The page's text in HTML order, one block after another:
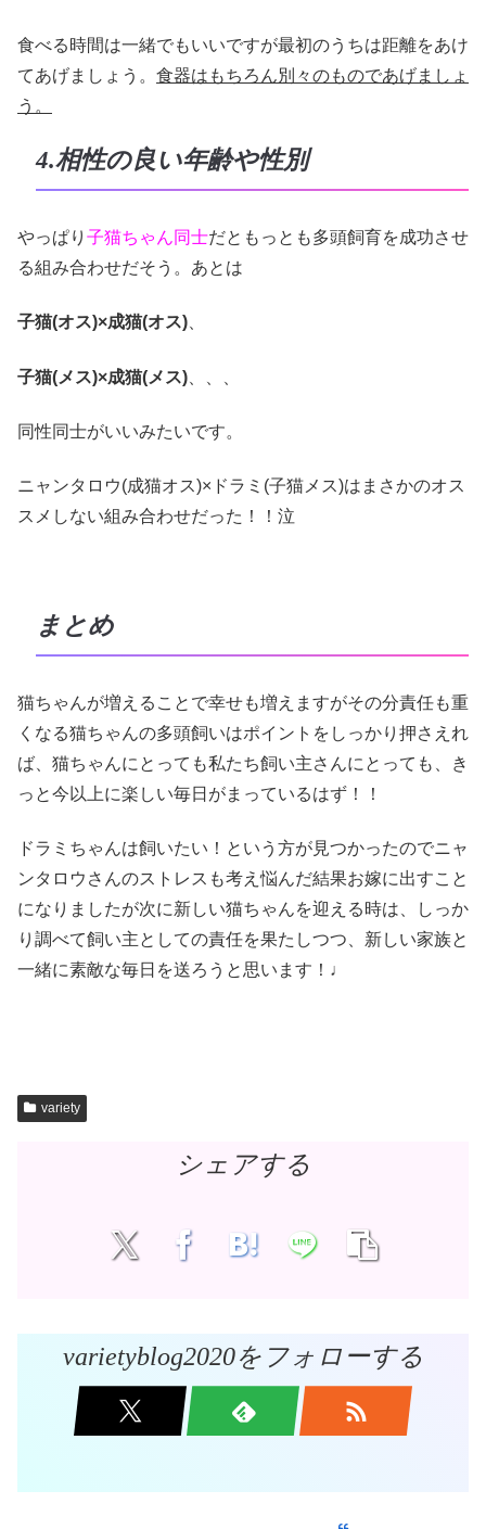
食べる時間は一緒でもいいですが最初のうちは距離をあけ
てあげましょう。 食器はもちろん別々のものであげましょ
う。
4.相性の良い年齢や性別
やっぱり 子猫ちゃん同士だともっとも多頭飼育を成功させ
る組み合わせだそう。あとは
子猫(オス)×成猫(オス)
子猫(メス)×成猫(メス)
同性同士がいいみたいです。
ニャンタロウ(成猫オス)×ドラミ(子猫メス)はまさかのオス
スメしない組み合わせだった！！泣
まとめ
猫ちゃんが増えることで幸せも増えますがその分責任も重
くなる猫ちゃんの多頭飼いはポイントをしっかり押さえれ
ば、猫ちゃんにとっても私たち飼い主さんにとっても、き
っと今以上に楽しい毎日がまっているはず！！
ドラミちゃんは飼いたい！という方が見つかったのでニャ
ンタロウさんのストレスも考え悩んだ結果お嫁に出すこと
になりましたが次に新しい猫ちゃんを迎える時は、しっか
り調べて飼い主としての責任を果たしつつ、新しい家族と
一緒に素敵な毎日を送ろうと思います！♩
variety
シェアする
varietyblog2020をフォローする